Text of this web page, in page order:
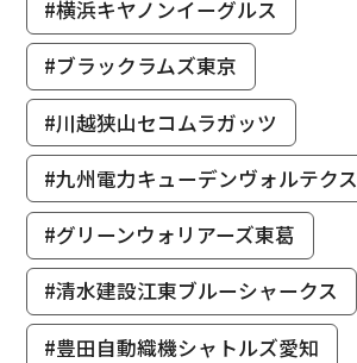
#横浜キヤノンイーグルス
#ブラックラムズ東京
#川越狭山セコムラガッツ
#九州電力キューデンヴォルテクス
#グリーンウォリアーズ東葛
#清水建設江東ブルーシャークス
#豊田自動織機シャトルズ愛知